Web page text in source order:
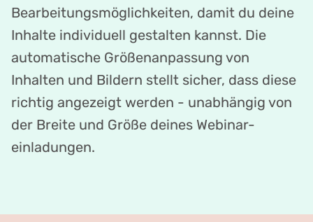
Bearbeitungsmöglichkeiten, damit du deine
Inhalte individuell gestalten kannst. Die
automatische Größenanpassung von
Inhalten und Bildern stellt sicher, dass diese
richtig angezeigt werden - unabhängig von
der Breite und Größe deines Webinar-
einladungen.